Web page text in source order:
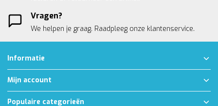
Vragen?
We helpen je graag. Raadpleeg onze klantenservice.
Informatie
Mijn account
Populaire categorieën